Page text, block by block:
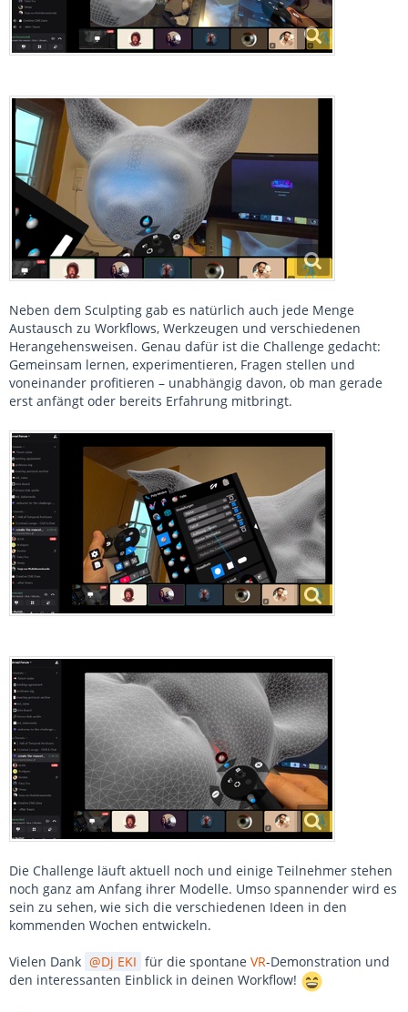
Neben dem Sculpting gab es natürlich auch jede Menge
Austausch zu Workflows, Werkzeugen und verschiedenen
Herangehensweisen. Genau dafür ist die Challenge gedacht:
Gemeinsam lernen, experimentieren, Fragen stellen und
voneinander profitieren – unabhängig davon, ob man gerade
erst anfängt oder bereits Erfahrung mitbringt.
Die Challenge läuft aktuell noch und einige Teilnehmer stehen
noch ganz am Anfang ihrer Modelle. Umso spannender wird es
sein zu sehen, wie sich die verschiedenen Ideen in den
kommenden Wochen entwickeln.
Vielen Dank Dj EKI für die spontane VR-Demonstration und
den interessanten Einblick in deinen Workflow!